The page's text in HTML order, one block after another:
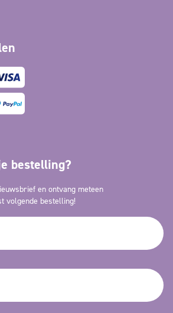
bestelling?
en ontvang meteen
volgende bestelling!